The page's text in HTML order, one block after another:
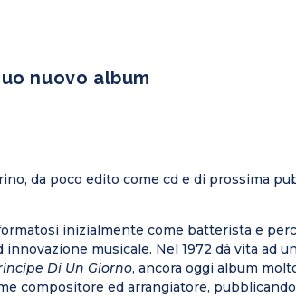
nuovo album
da poco edito come cd e di prossima
inizialmente come batterista e
musicale. Nel 1972 dà vita ad
Di Un Giorno, ancora oggi album
compositore ed arrangiatore,